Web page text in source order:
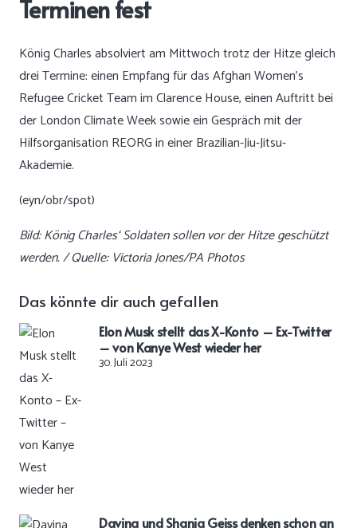
Terminen fest
König Charles absolviert am Mittwoch trotz der Hitze gleich
drei Termine: einen Empfang für das Afghan Women’s
Refugee Cricket Team im Clarence House, einen Auftritt bei
der London Climate Week sowie ein Gespräch mit der
Hilfsorganisation REORG in einer Brazilian-Jiu-Jitsu-
Akademie.
(eyn/obr/spot)
Bild: König Charles‘ Soldaten sollen vor der Hitze geschützt
werden. / Quelle: Victoria Jones/PA Photos
Das könnte dir auch gefallen
Elon Musk stellt das X-Konto – Ex-Twitter
– von Kanye West wieder her
30. Juli 2023
Davina und Shania Geiss denken schon an